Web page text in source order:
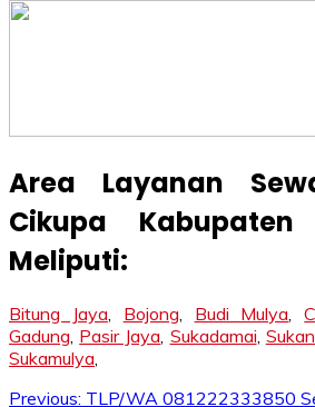
Area Layanan
Cikupa Kabupaten
Meliputi:
Bitung Jaya Bojong Budi Mulya ,
Gadung Pasir Jaya Sukadamai
Sukamulya
Previous: TLP/WA 081222333850